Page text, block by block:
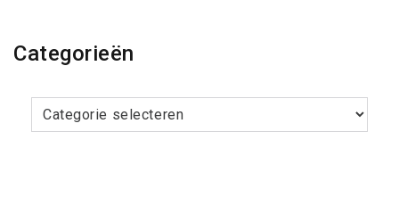
Categorieën
Categorieën